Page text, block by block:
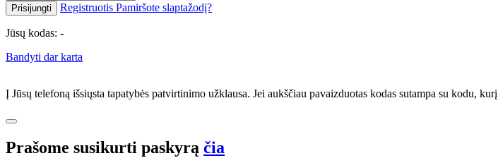
Prisijungti Registruotis Pamiršote slaptažodį?
Jūsų kodas: -
Bandyti dar karta
Į Jūsų telefoną išsiųsta tapatybės patvirtinimo užklausa. Jei aukščiau pavaizduotas kodas sutampa su kodu,
Prašome susikurti paskyrą čia